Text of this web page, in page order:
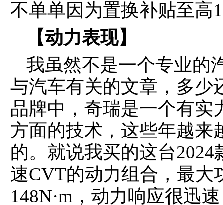
【动力表现】
我虽然不是一个专业的
与汽车有关的文章，多少
品牌中，奇瑞是一个有实
方面的技术，这些年越来
的。就说我买的这台
速CVT的动力组合，最大
148N·m，动力响应很迅